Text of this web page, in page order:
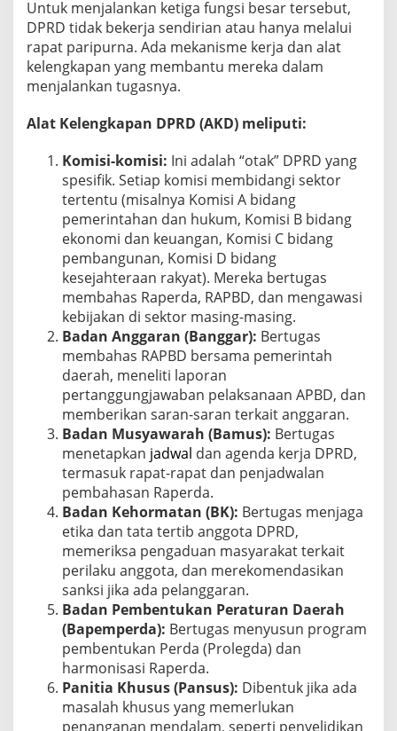
Untuk menjalankan ketiga fungsi besar tersebut,
DPRD tidak bekerja sendirian atau hanya melalui
rapat paripurna. Ada mekanisme kerja dan alat
kelengkapan yang membantu mereka dalam
menjalankan tugasnya.
Alat Kelengkapan DPRD (AKD) meliputi:
Komisi-komisi: Ini adalah “otak” DPRD yang
spesifik. Setiap komisi membidangi sektor
tertentu (misalnya Komisi A bidang
pemerintahan dan hukum, Komisi B bidang
ekonomi dan keuangan, Komisi C bidang
pembangunan, Komisi D bidang
kesejahteraan rakyat). Mereka bertugas
membahas Raperda, RAPBD, dan mengawasi
kebijakan di sektor masing-masing.
Badan Anggaran (Banggar): Bertugas
membahas RAPBD bersama pemerintah
daerah, meneliti laporan
pertanggungjawaban pelaksanaan APBD, dan
memberikan saran-saran terkait anggaran.
Badan Musyawarah (Bamus): Bertugas
menetapkan jadwal dan agenda kerja DPRD,
termasuk rapat-rapat dan penjadwalan
pembahasan Raperda.
Badan Kehormatan (BK): Bertugas menjaga
etika dan tata tertib anggota DPRD,
memeriksa pengaduan masyarakat terkait
perilaku anggota, dan merekomendasikan
sanksi jika ada pelanggaran.
Badan Pembentukan Peraturan Daerah
(Bapemperda): Bertugas menyusun program
pembentukan Perda (Prolegda) dan
harmonisasi Raperda.
Panitia Khusus (Pansus): Dibentuk jika ada
masalah khusus yang memerlukan
penanganan mendalam, seperti penyelidikan